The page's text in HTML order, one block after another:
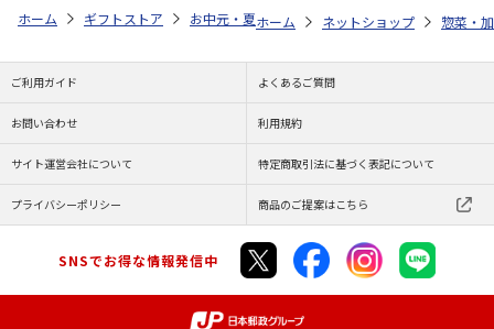
ホーム ギフトストア お中元・夏ギフト特集 2026 ゆうゆうギフト
ホーム ネットショップ 惣菜・
ご利用ガイド よくあるご質問
お問い合わせ 利用規約
サイト運営会社について 特定商取引法に基づく表記について
プライバシーポリシー 商品のご提案はこちら
SNSでお得な情報発信中